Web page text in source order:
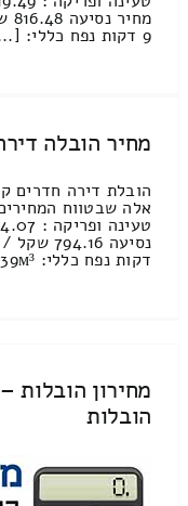
9 דקות נפח כללי: [...]
מחיר הובלה
דקות נפח כללי: 13.39м³ [...]
מחירון הובלות
הובלות